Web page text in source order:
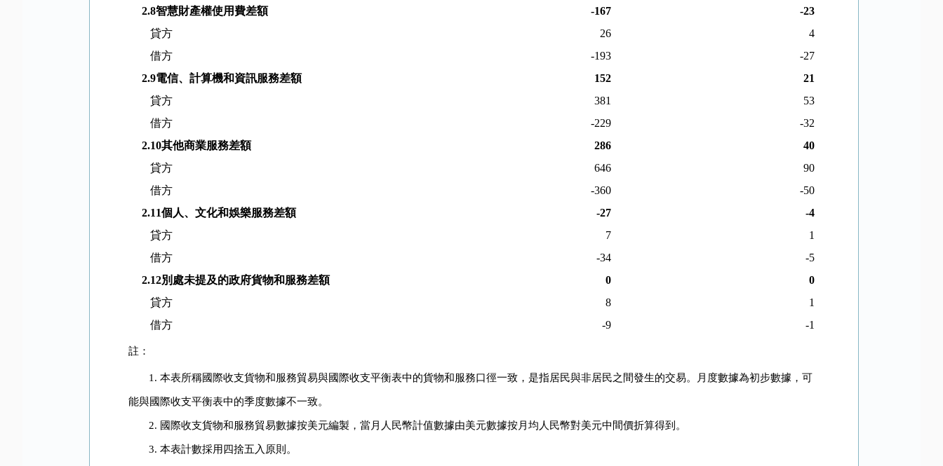
2.8智慧財產權使用費差額 -167
-23
貸方
26
4
借方
-193
-27
2.9電信、計算機和資訊服務差額 152
21
貸方
381
53
借方
-229
-32
2.10其他商業服務差額 286
40
貸方
646
90
借方
-360
-50
2.11個人、文化和娛樂服務差額 -27
-4
貸方
7
1
借方
-34
-5
2.12別處未提及的政府貨物和服務差額 0
0
貸方
8
1
借方
-9 -1
註：
1.本表所稱國際收支貨物和服務貿易與國際收支平衡表中的貨物和服務口徑一致，是指居民與非居民之間發生的交易。月度數據為初步數據，可
能與國際收支平衡表中的季度數據不一致。
2. 國際收支貨物和服務貿易數據按美元編製，當月人民幣計值數據由美元數據按月均人民幣對美元中間價折算得到。
3.本表計數採用四捨五入原則。